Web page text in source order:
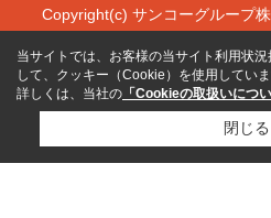
Copyright(c) サンコーグループ
当サイトでは、お客様の当サイト利用状
して、クッキー（Cookie）を使用していま
詳しくは、当社の 「Cookieの取扱いについ
閉じる